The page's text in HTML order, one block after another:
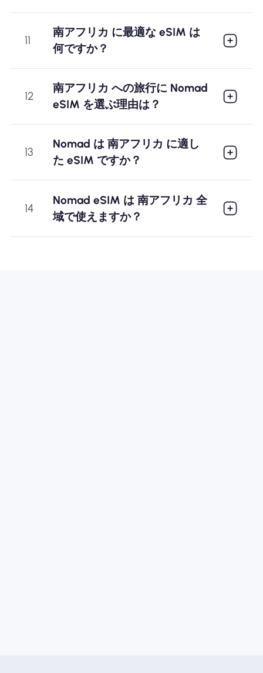
11
南アフリカ に最適な eSIM は
何ですか？
12
南アフリカ への旅行に Nomad
eSIM を選ぶ理由は？
13
Nomad は 南アフリカ に適し
た eSIM ですか？
14
Nomad eSIM は 南アフリカ 全
域で使えますか？